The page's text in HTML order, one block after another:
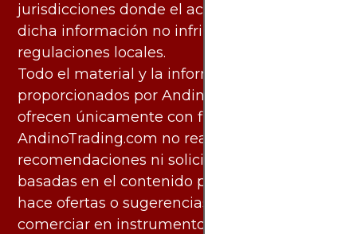
jurisdicciones donde el acceso y uso de
dicha información no infringe leyes o
regulaciones locales.
Todo el material y la información
proporcionados por AndinoTrading.com se
ofrecen únicamente con fines informativos.
AndinoTrading.com no realiza
recomendaciones ni solicita acciones
basadas en el contenido proporcionado, ni
hace ofertas o sugerencias para invertir o
comerciar en instrumentos financieros,